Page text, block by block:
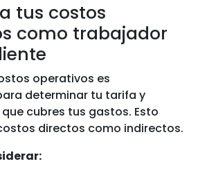
tus costos
como trabajador
operativos es
determinar tu tarifa y
cubres tus gastos. Esto
directos como indirectos.